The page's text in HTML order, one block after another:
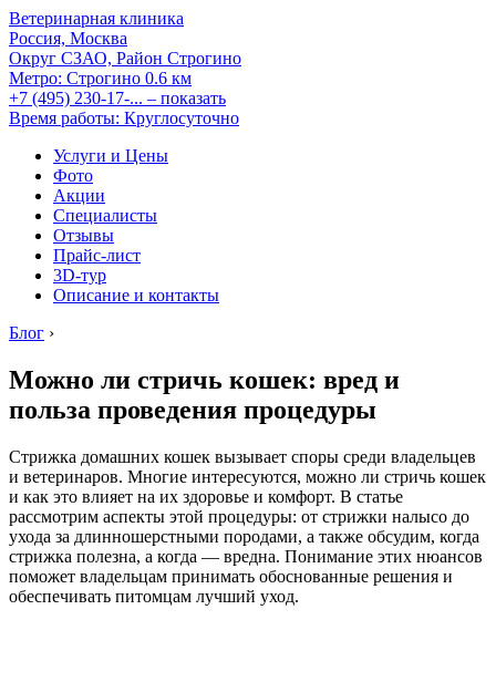
Ветеринарная клиника
Россия, Москва
Округ СЗАО, Район Строгино
Метро: Строгино 0.6 км
+7 (495) 230-17-... – показать
Время работы: Круглосуточно
Услуги и Цены
Фото
Акции
Специалисты
Отзывы
Прайс-лист
3D-тур
Описание и контакты
Блог ›
Можно ли стричь кошек: вред и
польза проведения процедуры
Стрижка домашних кошек вызывает споры среди владельцев
и ветеринаров. Многие интересуются, можно ли стричь кошек
и как это влияет на их здоровье и комфорт. В статье
рассмотрим аспекты этой процедуры: от стрижки налысо до
ухода за длинношерстными породами, а также обсудим, когда
стрижка полезна, а когда — вредна. Понимание этих нюансов
поможет владельцам принимать обоснованные решения и
обеспечивать питомцам лучший уход.